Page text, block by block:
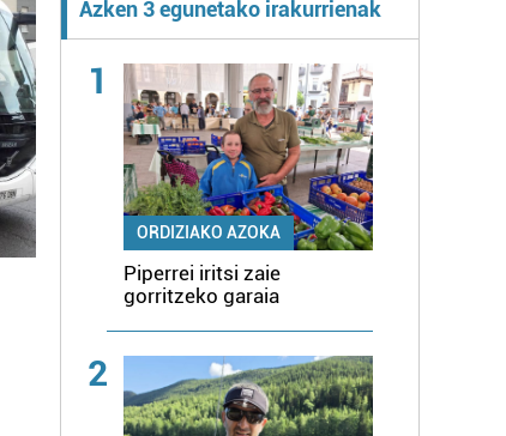
Azken 3 egunetako irakurrienak
1
ORDIZIAKO AZOKA
Piperrei iritsi zaie
gorritzeko garaia
2